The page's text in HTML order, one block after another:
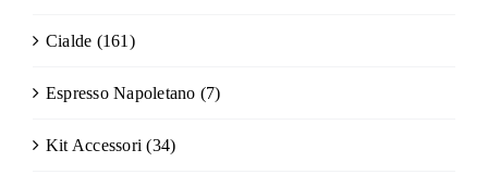
Cialde (161)
Espresso Napoletano (7)
Kit Accessori (34)